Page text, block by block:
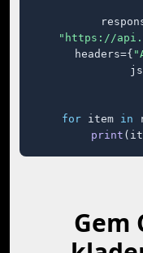
"https://
    headers={
for item in
print
Gem